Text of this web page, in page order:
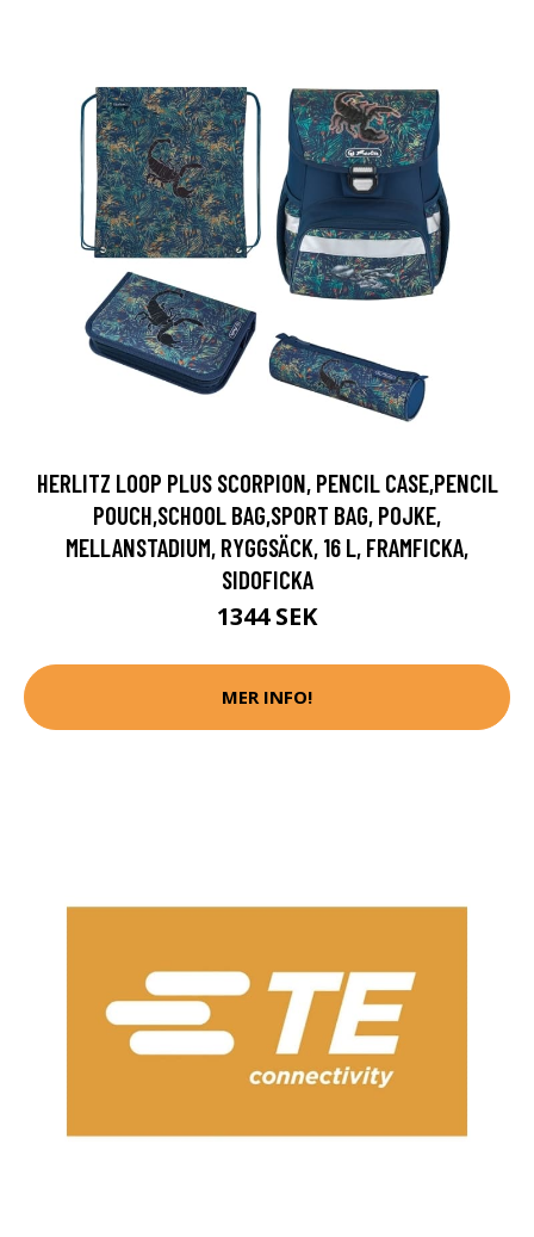
HERLITZ LOOP PLUS SCORPION, PENCIL CASE,PENCIL
POUCH,SCHOOL BAG,SPORT BAG, POJKE,
MELLANSTADIUM, RYGGSÄCK, 16 L, FRAMFICKA,
SIDOFICKA
1344 SEK
MER INFO!